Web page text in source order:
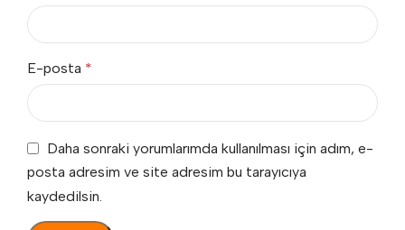
E-posta *
Daha sonraki yorumlarımda kullanılması için adım, e-
posta adresim ve site adresim bu tarayıcıya
kaydedilsin.